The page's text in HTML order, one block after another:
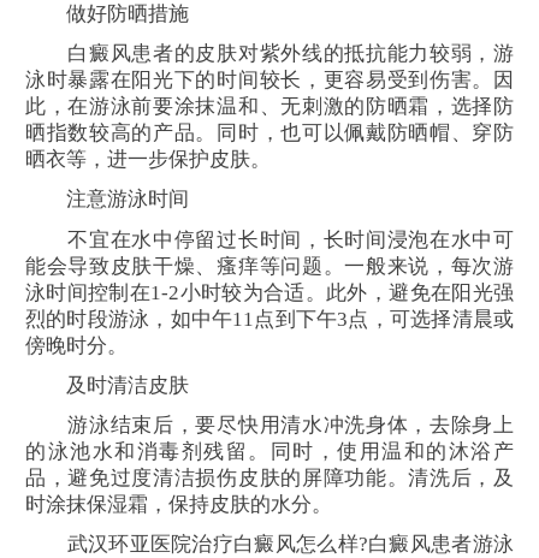
做好防晒措施
白癜风患者的皮肤对紫外线的抵抗能力较弱，游
泳时暴露在阳光下的时间较长，更容易受到伤害。因
此，在游泳前要涂抹温和、无刺激的防晒霜，选择防
晒指数较高的产品。同时，也可以佩戴防晒帽、穿防
晒衣等，进一步保护皮肤。
注意游泳时间
不宜在水中停留过长时间，长时间浸泡在水中可
能会导致皮肤干燥、瘙痒等问题。一般来说，每次游
泳时间控制在1-2小时较为合适。此外，避免在阳光强
烈的时段游泳，如中午11点到下午3点，可选择清晨或
傍晚时分。
及时清洁皮肤
游泳结束后，要尽快用清水冲洗身体，去除身上
的泳池水和消毒剂残留。同时，使用温和的沐浴产
品，避免过度清洁损伤皮肤的屏障功能。清洗后，及
时涂抹保湿霜，保持皮肤的水分。
武汉环亚医院治疗白癜风怎么样?白癜风患者游泳